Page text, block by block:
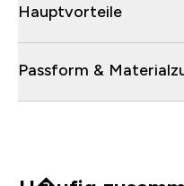
Hauptvorteile
Passform &